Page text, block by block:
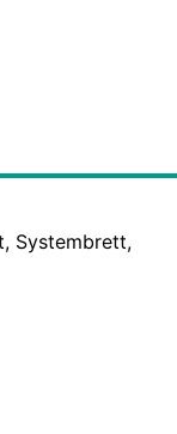
Systembrett,